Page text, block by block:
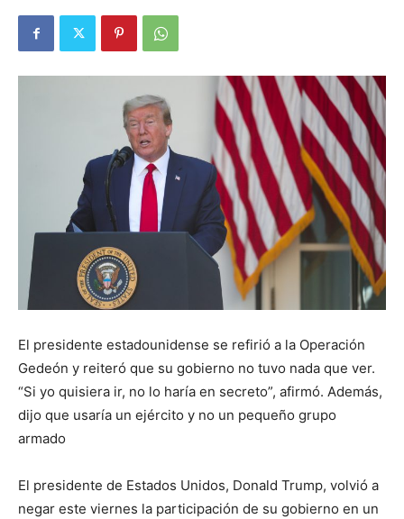
El presidente estadounidense se refirió a la Operación
Gedeón y reiteró que su gobierno no tuvo nada que ver.
“Si yo quisiera ir, no lo haría en secreto”, afirmó. Además,
dijo que usaría un ejército y no un pequeño grupo
armado
El presidente de Estados Unidos, Donald Trump, volvió a
negar este viernes la participación de su gobierno en un